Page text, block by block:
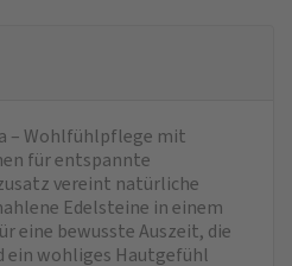
– Wohlfühlpflege mit
für entspannte
vereint natürliche
Edelsteine in einem
eine bewusste Auszeit, die
ein wohliges Hautgefühl